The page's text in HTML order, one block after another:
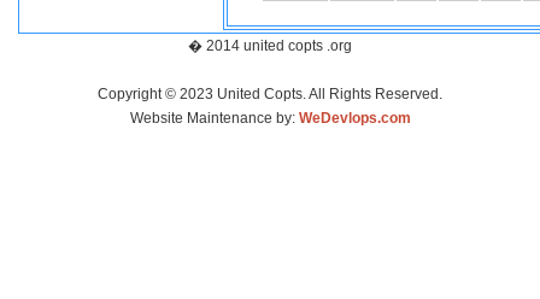
� 2014 united copts .org
Copyright © 2023 United Copts. All Rights Reserved.
Website Maintenance by: WeDevlops.com